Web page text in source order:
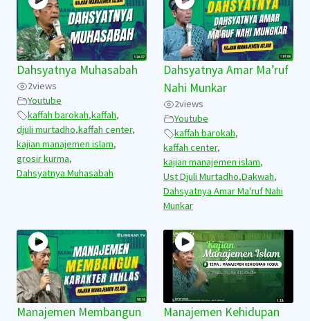
Dahsyatnya Muhasabah
2views
Youtube
kaffah barokah,kaffah,
djuli murtadho,kaffah center,
kajian manajemen islam,
grosir kurma,
Dahsyatnya Muhasabah
Dahsyatnya Amar Ma’ruf
Nahi Munkar
2views
Youtube
kaffah barokah,
kaffah center,
kajian manajemen islam,
Ust Djuli Murtadho,Dakwah,
Dahsyatnya Amar Ma'ruf Nahi
Munkar
Manajemen Membangun
Manajemen Kehidupan